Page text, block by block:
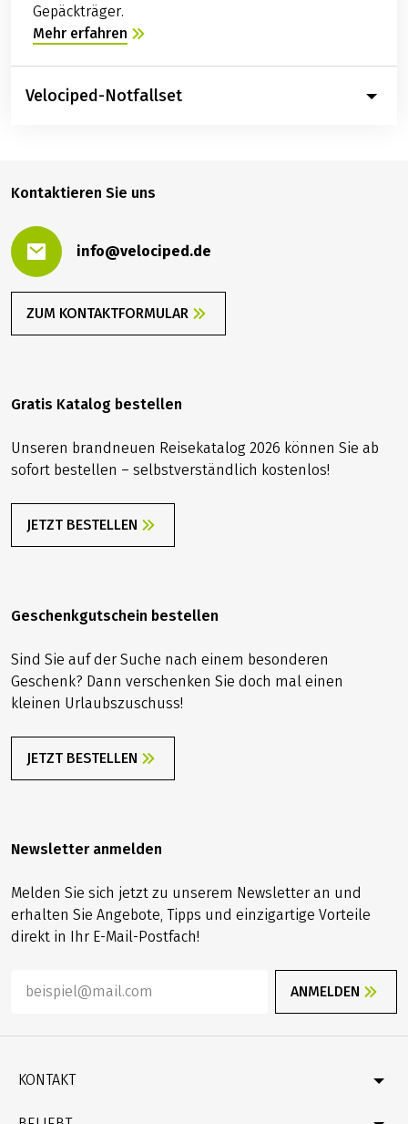
Gepäckträger.
Mehr erfahren
Velociped-Notfallset
Regenjacke: Hat man alles dabei, braucht man es
es bestimmt … Wir geben Ihnen bei Nutzung eines
Velociped-Tourenrades für alle Fälle ein
und auch ein Erste-Hilfe-Set. Wie gesagt: auf dass
Sie es niemals benötigen!
Kontaktieren Sie uns
info@velociped.de
ZUM KONTAKTFORMULAR
Gratis Katalog bestellen
Unseren brandneuen Reisekatalog 2026 können Sie ab
sofort bestellen – selbstverständlich kostenlos!
JETZT BESTELLEN
Geschenkgutschein bestellen
Sind Sie auf der Suche nach einem besonderen
Geschenk? Dann verschenken Sie doch mal einen
kleinen Urlaubszuschuss!
JETZT BESTELLEN
Newsletter anmelden
Melden Sie sich jetzt zu unserem Newsletter an und
erhalten Sie Angebote, Tipps und einzigartige Vorteile
direkt in Ihr E-Mail-Postfach!
ANMELDEN
KONTAKT
Kontakt